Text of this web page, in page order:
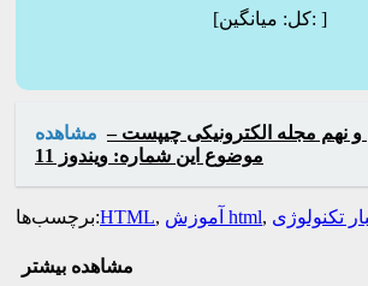
[کل:میانگین: ]
مشاهده نهم مجله الکترونیکی چیپست –
موضوع این شماره: ویندوز 11
برچسب‌ها:HTML, آموزش html, تکنولوژی
مشاهده بیشتر